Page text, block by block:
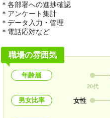
＊各部署への進捗確認
＊アンケート集計
＊データ入力・管理
＊電話応対など
職場の雰囲気
年齢層
20代
男女比率 女性